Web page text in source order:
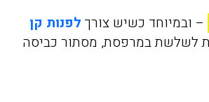
– ובמיוחד כשיש צורך לפנות קן
לשלשת במרפסת, מסתור כביסה